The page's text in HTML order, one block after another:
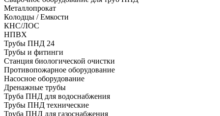
Металлопрокат
Колодцы / Емкости
КНС/ЛОС
НПВХ
Трубы ПНД 24
Трубы и фитинги
Cтанция биологической очистки
Противопожарное оборудование
Насосное оборудование
Дренажные трубы
Труба ПНД для водоснабжения
Трубы ПНД технические
Труба ПНД для газоснабжения